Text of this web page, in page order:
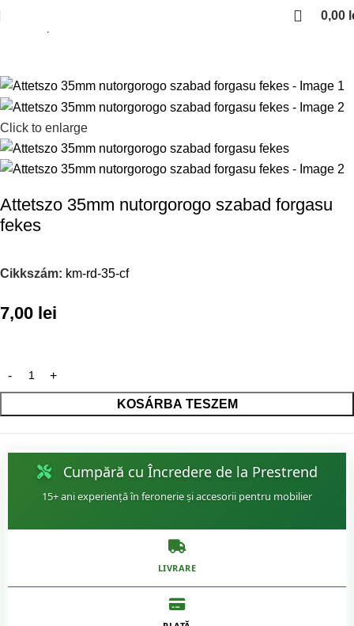
0,00
Click to enlarge
Attetszo 35mm nutorgorogo szabad forgasu
fekes
Cikkszám: km-rd-35-cf
7,00 lei
KOSÁRBA TESZEM
Cumpără cu Încredere de la Prestrend
15+ ani experiență în feronerie și accesorii pentru mobilier
LIVRARE